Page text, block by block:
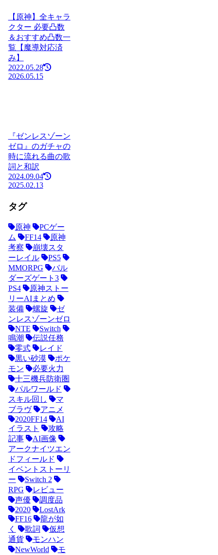
【原神】全キャラ
クター 必要凸数
＆おすすめ凸数一
覧【魔導対応済
み】
2022.05.28
2026.05.15
『ゼンレスゾーン
ゼロ』のガチャの
時に流れる曲の歌
詞と和訳
2024.09.04
2025.02.13
タグ
原神
PCゲー
ム
FF14
原神
考察
崩壊スタ
ーレイル
PS5
MMORPG
バル
ダーズゲート3
PS4
原神ストー
リーAIまとめ
装備
螺旋
ゼ
ンレスゾーンゼロ
NTE
Switch
鳴潮
伝説任務
零式
レイド
黒い砂漠
ポケ
モン
必要火力
十三機兵防衛圏
パルワールド
スキル回し
マ
ブラヴ
アニメ
2020FF14
AI
イラスト
攻略
記事
AI画像
アークナイツエン
ドフィールド
イベントストーリ
ー
Switch 2
RPG
レビュー
声優
調度品
2020
LostArk
FF16
龍が如
く
歌詞
仮想
通貨
モンハン
NewWorld
モ